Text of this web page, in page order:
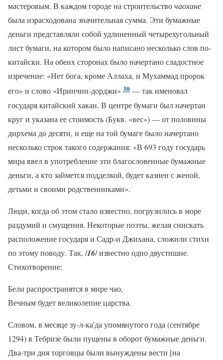
мастеровым. В каждом городе на строительствочаохане
была израсходована значительная сумма. Эти бумажные
деньги представляли собой удлиненный четырехугольный
лист бумаги, на котором было написано несколько слов по-
китайски. На обеих сторонах было начертано сладостное
изречение: «Нет бога, кроме Аллаха, и Мухаммад пророк
его» и слово «Иринчин-дорджи» 30 — так именовал
государя китайский хакан. В центре бумаги был начертан
круг и указана ее стоимость (Букв. «вес») — от половины
дирхема до десяти, и еще на той бумаге было начертано
несколько строк такого содержания: «В 693 году государь
мира ввел в употребление эти благословенные бумажные
деньги, а кто займется подделкой, будет казнен с женой,
детьми и своими родственниками».
Люди, когда об этом стало известно, погрузились в море
раздумий и смущения. Некоторые поэты, желая снискать
расположение государя и Садр-и Джихана, сложили стихи
по этому поводу. Так, /16/ известно одно двустишие.
Стихотворение:
Бели распространятся в мире чао,
Вечным будет великолепие царства.
Словом, в месяце зу-л-ка'да упомянутого года (сентябре
1294) в Тебризе были пущены в оборот бумажные деньги.
Два-три дня торговцы были вынуждены вести [на